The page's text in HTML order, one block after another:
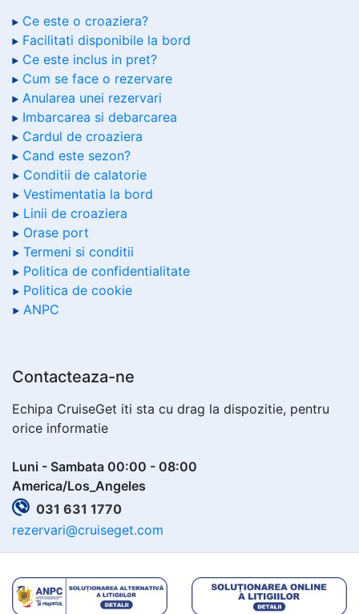
Ce este o croaziera?
Facilitati disponibile la bord
Ce este inclus in pret?
Cum se face o rezervare
Anularea unei rezervari
Imbarcarea si debarcarea
Cardul de croaziera
Cand este sezon?
Conditii de calatorie
Vestimentatia la bord
Linii de croaziera
Orase port
Termeni si conditii
Politica de confidentialitate
Politica de cookie
ANPC
Contacteaza-ne
Echipa CruiseGet iti sta cu drag la dispozitie, pentru
orice informatie
Luni - Sambata 00:00 - 08:00
America/Los_Angeles
031 631 1770
rezervari@cruiseget.com